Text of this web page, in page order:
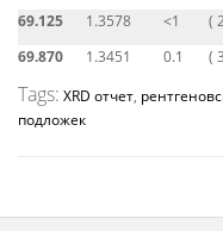
69.125
1.3578 <1 (
69.870
1.3451 0.1 (
Tags: XRD отчет,
подложек